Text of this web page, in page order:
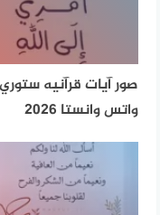
صور آيات قرآنيه ستوري
واتس وانستا 2026